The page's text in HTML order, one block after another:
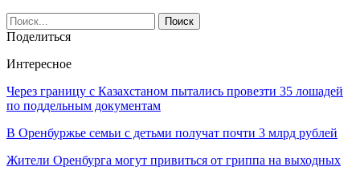
Поделиться
Интересное
Через границу с Казахстаном пытались провезти 35 лошадей
по поддельным документам
В Оренбуржье семьи с детьми получат почти 3 млрд рублей
Жители Оренбурга могут привиться от гриппа на выходных